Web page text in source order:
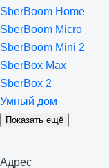
SberBoom Home
SberBoom Micro
SberBoom Mini 2
SberBox Max
SberBox 2
Умный дом
Показать ещё
Адрес